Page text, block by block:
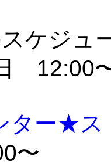
ケジュ
12:00
ター★ス
〜